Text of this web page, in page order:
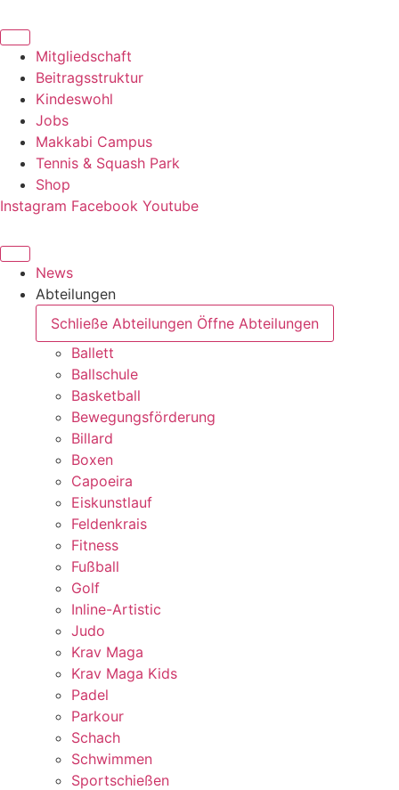
Inhalt
springenMitgliedschaft
Beitragsstruktur
Kindeswohl
Jobs
Makkabi Campus
Tennis & Squash Park
Shop
Instagram Facebook Youtube
News
Abteilungen
Schließe Abteilungen Öffne Abteilungen
Ballett
Ballschule
Basketball
Bewegungsförderung
Billard
Boxen
Capoeira
Eiskunstlauf
Feldenkrais
Fitness
Fußball
Golf
Inline-Artistic
Judo
Krav Maga
Krav Maga Kids
Padel
Parkour
Schach
Schwimmen
Sportschießen